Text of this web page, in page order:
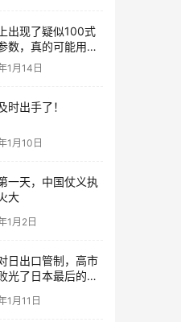
出现了疑似100式
数，真的可能用了
装甲！
1月14日
时出手了！
1月10日
一天，中国仗义执
大
1月2日
日出口管制，高市
光了日本最后的国
1月11日